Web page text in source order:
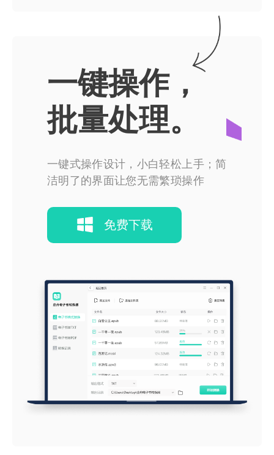
一键操作，
批量处理。
一键式操作设计，小白轻松上手；简
洁明了的界面让您无需繁琐操作
免费下载
上手很简单
上手很简单，轻松将EPUB格式文件转为
MOBI、AZW3格式！